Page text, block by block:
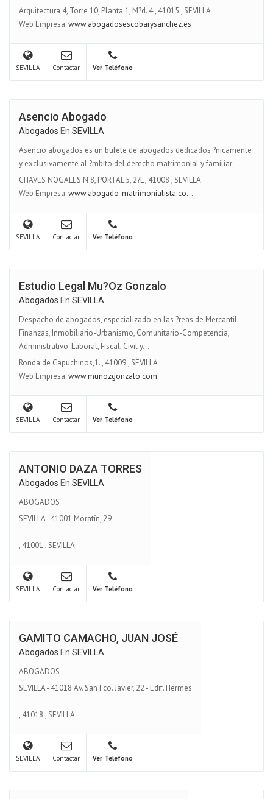
Arquitectura 4, Torre 10, Planta 1, M?d. 4, 41015 ,SEVILLA
Web Empresa:www.abogadosescobarysanchez.es
SEVILLA Contactar Ver Teléfono
Asencio Abogado
Abogados En SEVILLA
Asencio abogados es un bufete de abogados dedicados ?nicamente
y exclusivamente al ?mbito del derecho matrimonial y familiar
CHAVES NOGALES N 8, PORTAL 5, 2?L, 41008 ,SEVILLA
Web Empresa:www.abogado-matrimonialista.co...
SEVILLA Contactar Ver Teléfono
Estudio Legal Mu?oz Gonzalo
Abogados En SEVILLA
Despacho de abogados, especializado en las ?reas de Mercantil-
Finanzas, Inmobiliario-Urbanismo, Comunitario-Competencia,
Administrativo-Laboral, Fiscal, Civil y...
Ronda de Capuchinos,1., 41009,SEVILLA
Web Empresa:www.munozgonzalo.com
SEVILLA Contactar Ver Teléfono
ANTONIO DAZA TORRES
Abogados En SEVILLA
ABOGADOS
SEVILLA - 41001 Moratín, 29
, 41001 ,SEVILLA
SEVILLA Contactar Ver Teléfono
GAMITO CAMACHO, JUAN JOSÉ
Abogados En SEVILLA
ABOGADOS
SEVILLA - 41018 Av. San Fco. Javier, 22 - Edif. Hermes
, 41018 ,SEVILLA
SEVILLA Contactar Ver Teléfono